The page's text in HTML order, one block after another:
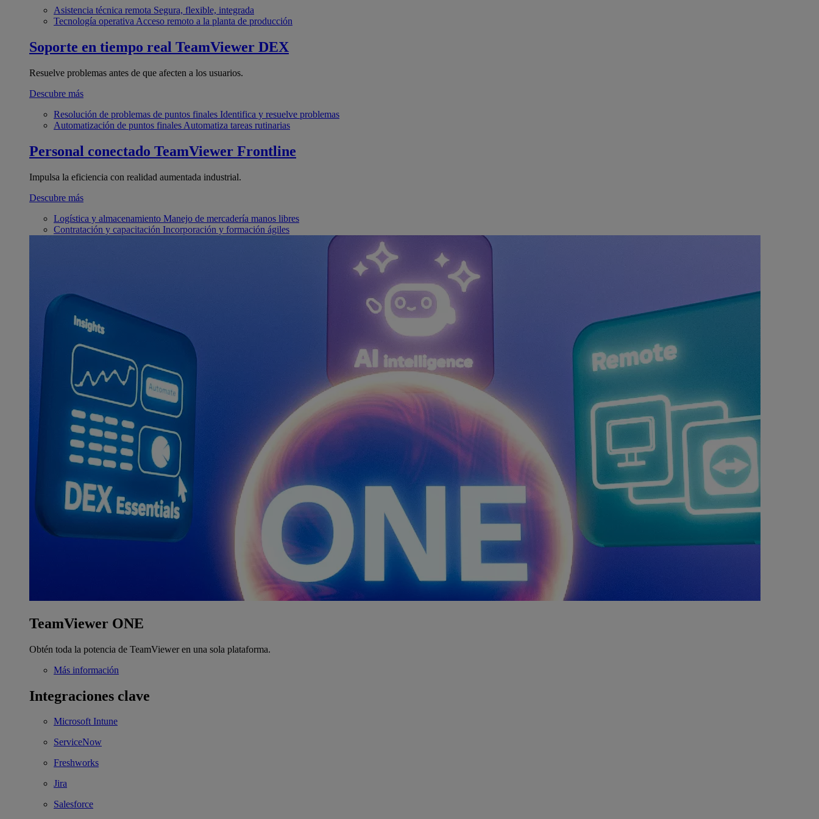
Asistencia técnica remota Segura, flexible, integrada
Tecnología operativa Acceso remoto a la planta de producción
Soporte en tiempo real TeamViewer DEX
Resuelve problemas antes de que afecten a los usuarios.
Descubre más
Resolución de problemas de puntos finales Identifica y resuelve problemas
Automatización de puntos finales Automatiza tareas rutinarias
Personal conectado TeamViewer Frontline
Impulsa la eficiencia con realidad aumentada industrial.
Descubre más
Logística y almacenamiento Manejo de mercadería manos libres
Contratación y capacitación Incorporación y formación ágiles
TeamViewer ONE
Obtén toda la potencia de TeamViewer en una sola plataforma.
Más información
Integraciones clave
Microsoft Intune
ServiceNow
Freshworks
Jira
Salesforce